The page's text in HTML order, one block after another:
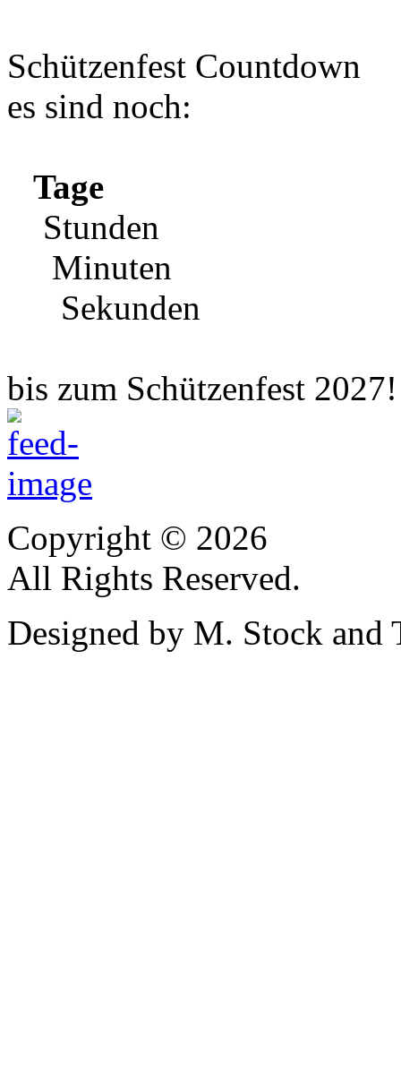
Schützenfest Countdown
es sind noch:
Tage
Stunden
Minuten
Sekunden
bis zum Schützenfest 2027!
Copyright © 2026
All Rights Reserved.
Designed by M. Stock and